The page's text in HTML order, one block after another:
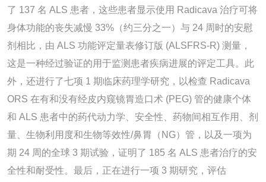
了 137 名 ALS 患者，这些患者显示使用 Radicava 治疗可将
身体功能的丧失减慢 33%（约三分之一）与 24 周时的安慰
剂相比，由 ALS 功能评定量表修订版 (ALSFRS-R) 测量，
这是一种经过验证的用于监测患者疾病进展的评定工具。此
外，还进行了七项 1 期临床药理学研究，以检查 Radicava
ORS 在有和没有经皮内窥镜胃造口术 (PEG) 管的健康个体
和 ALS 患者中的药代动力学、安全性、药物间相互作用、剂
量、生物利用度和生物等效性/鼻胃（NG）管，以及一项为
期 24 周的全球 3 期试验，证明了 185 名 ALS 患者治疗的安
全性和耐受性。最后，正在进行一项 3 期研究，评估